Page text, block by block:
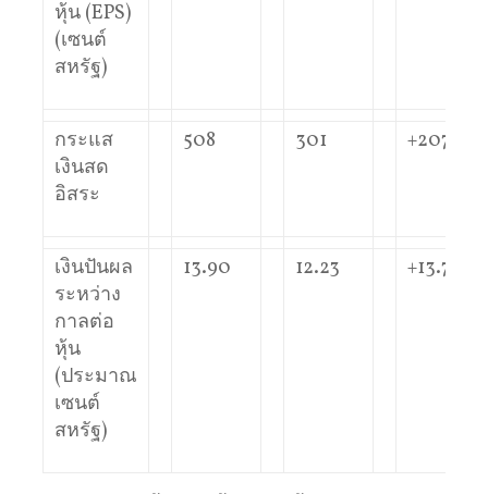
หุ้น (EPS)
(เซนต์
สหรัฐ)
กระแส
เงินสด
อิสระ
508 301 +207 m
เงินปันผล
ระหว่าง
กาลต่อ
หุ้น
(ประมาณ
เซนต์
สหรัฐ)
13.90 12.23 +13.7%